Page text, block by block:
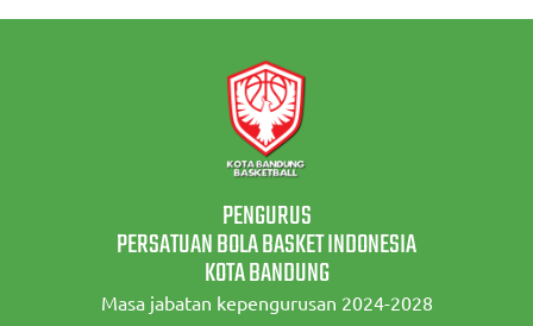
PENGURUS
PERSATUAN BOLA BASKET INDONESIA
KOTA BANDUNG
Masa jabatan kepengurusan 2024-2028